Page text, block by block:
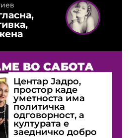
ВО САБОТА
Центар Јадро,
простор каде
уметноста има
политичка
одговорност, а
културата е
заедничко добро